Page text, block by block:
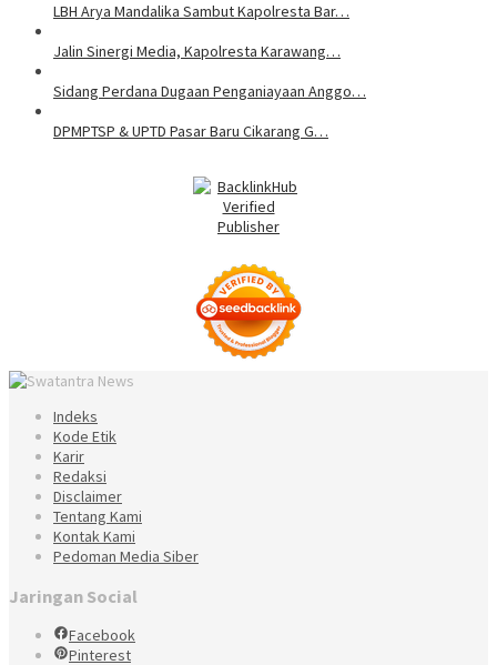
LBH Arya Mandalika Sambut Kapolresta Bar…
Jalin Sinergi Media, Kapolresta Karawang…
Sidang Perdana Dugaan Penganiayaan Anggo…
DPMPTSP & UPTD Pasar Baru Cikarang G…
Indeks
Kode Etik
Karir
Redaksi
Disclaimer
Tentang Kami
Kontak Kami
Pedoman Media Siber
Jaringan Social
Facebook
Pinterest